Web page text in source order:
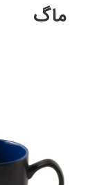
ماگ